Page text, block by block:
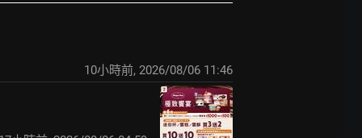
10小時前, 2026/08/06 11:46